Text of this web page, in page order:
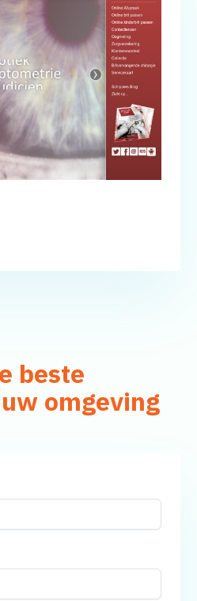
beste
omgeving